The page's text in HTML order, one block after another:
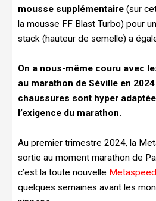
mousse supplémentaire (sur
la mousse FF Blast Turbo) pour
stack (hauteur de semelle) a
On a nous-même couru avec
au marathon de Séville en
chaussures sont hyper
l’exigence du marathon.
Au premier trimestre 2024, la
sortie au moment marathon de
c’est la toute nouvelle
quelques semaines avant les